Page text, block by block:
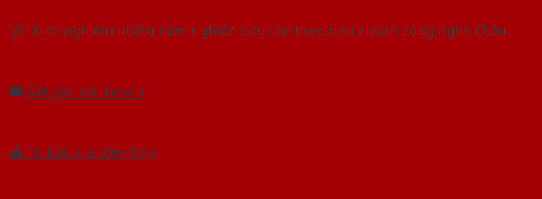
Với kinh nghiệm nhiêu năm nghiên cứu cửa theo tiêu chuẩn công nghệ Châu
Gửi yêu cầu tư vấn
Tải báo giá tổng hợp